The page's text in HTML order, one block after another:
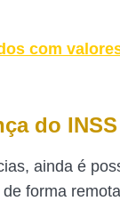
com
do INSS
ainda é
forma